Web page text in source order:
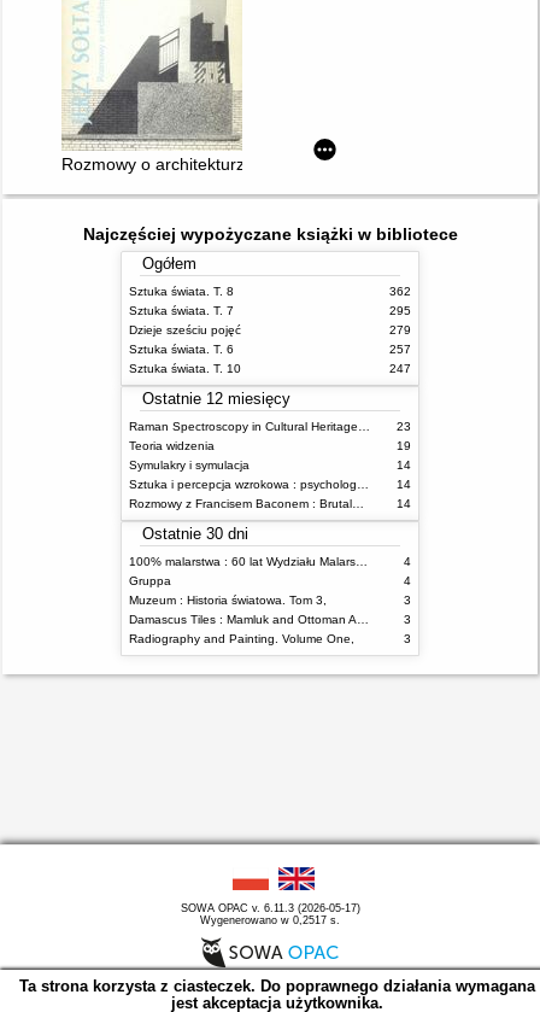
Rozmowy o architekturze
Najczęściej wypożyczane książki w bibliotece
Ogółem
Sztuka świata. T. 8
362
Sztuka świata. T. 7
295
Dzieje sześciu pojęć
279
Sztuka świata. T. 6
257
Sztuka świata. T. 10
247
Ostatnie 12 miesięcy
23
Teoria widzenia
19
Symulakry i symulacja
14
14
14
Ostatnie 30 dni
4
Gruppa
4
Muzeum : Historia światowa. Tom 3,
3
3
Radiography and Painting. Volume One,
3
SOWA OPAC v. 6.11.3 (2026-05-17)
Wygenerowano w 0,2517 s.
Ta strona korzysta z ciasteczek. Do poprawnego działania wymagana
jest akceptacja użytkownika.